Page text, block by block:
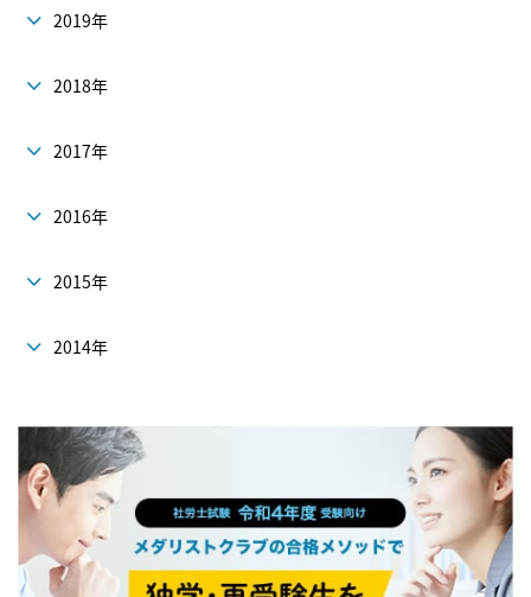
2019年
2018年
2017年
2016年
2015年
2014年